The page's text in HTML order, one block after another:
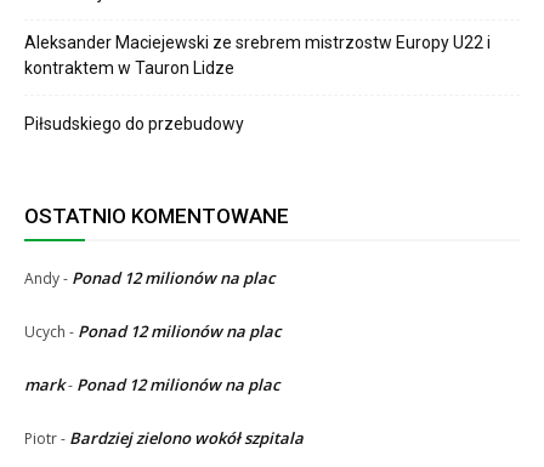
Aleksander Maciejewski ze srebrem mistrzostw Europy U22 i
kontraktem w Tauron Lidze
Piłsudskiego do przebudowy
OSTATNIO KOMENTOWANE
Andy- Ponad 12 milionów na plac
Ucych - Ponad 12 milionów na plac
mark- Ponad 12 milionów na plac
Piotr- Bardziej zielono wokół szpitala